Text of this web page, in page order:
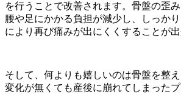
を行うことで改善されます。骨盤の歪
腰や足にかかる負担が減少し、しっか
により再び痛みが出にくくすることが出
そして、何よりも嬉しいのは骨盤を整
変化が無くても産後に崩れてしまった